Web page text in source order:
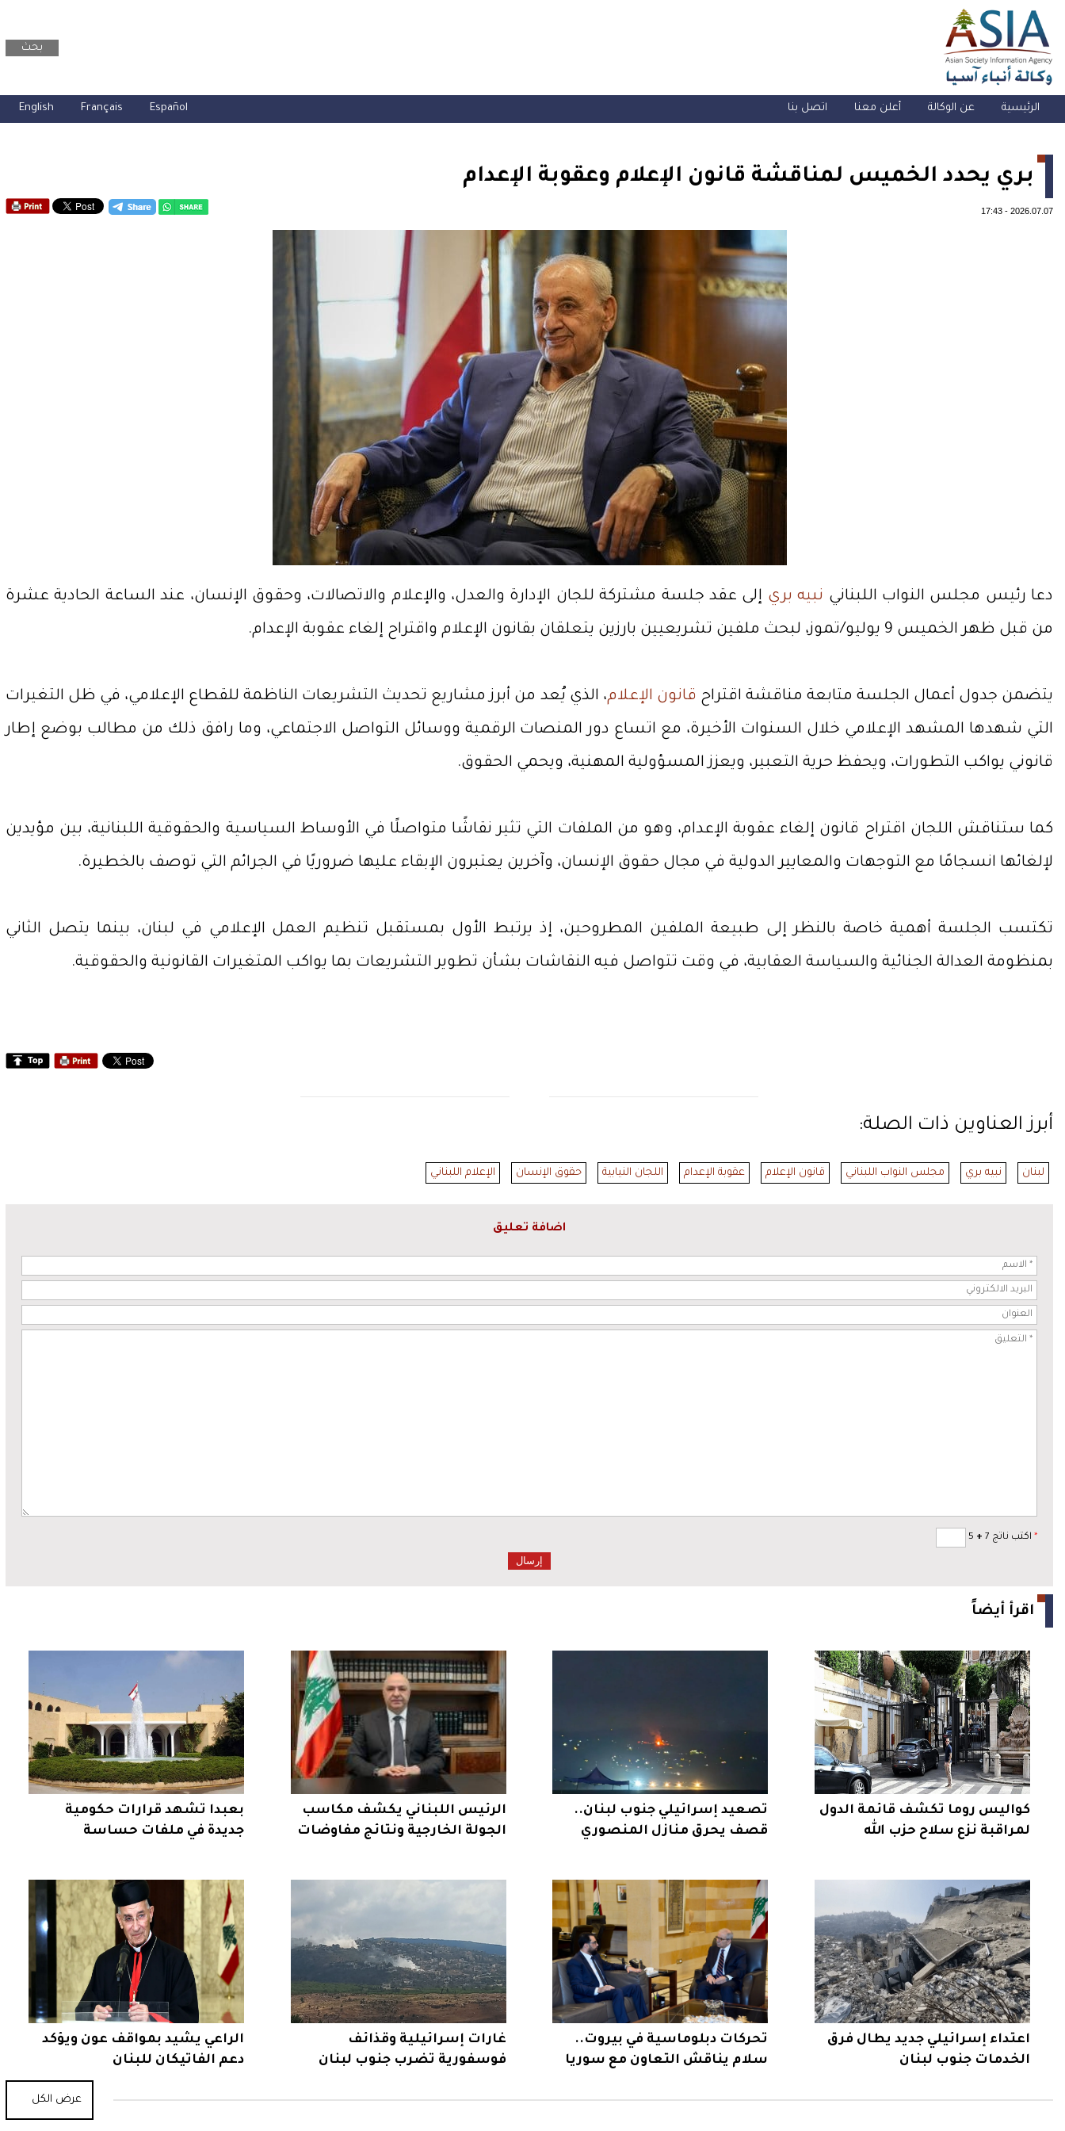
بحث
الرئيسية عن الوكالة أعلن معنا اتصل بنا English Français Español
بري يحدد الخميس لمناقشة قانون الإعلام وعقوبة الإعدام
2026.07.07
-
17:43
دعا رئيس مجلس النواب اللبناني نبيه بري إلى عقد جلسة مشتركة للجان الإدارة والعدل، والإعلام والاتصالات، وحقوق الإنسان، عند الساعة الحادية عشرة
من قبل ظهر الخميس 9 يوليو/تموز، لبحث ملفين تشريعيين بارزين يتعلقان بقانون الإعلام واقتراح إلغاء عقوبة الإعدام.
يتضمن جدول أعمال الجلسة متابعة مناقشة اقتراح قانون الإعلام، الذي يُعد من أبرز مشاريع تحديث التشريعات الناظمة للقطاع الإعلامي، في ظل التغيرات
التي شهدها المشهد الإعلامي خلال السنوات الأخيرة، مع اتساع دور المنصات الرقمية ووسائل التواصل الاجتماعي، وما رافق ذلك من مطالب بوضع إطار
قانوني يواكب التطورات، ويحفظ حرية التعبير، ويعزز المسؤولية المهنية، ويحمي الحقوق.
كما ستناقش اللجان اقتراح قانون إلغاء عقوبة الإعدام، وهو من الملفات التي تثير نقاشًا متواصلًا في الأوساط السياسية والحقوقية اللبنانية، بين مؤيدين
لإلغائها انسجامًا مع التوجهات والمعايير الدولية في مجال حقوق الإنسان، وآخرين يعتبرون الإبقاء عليها ضروريًا في الجرائم التي توصف بالخطيرة.
تكتسب الجلسة أهمية خاصة بالنظر إلى طبيعة الملفين المطروحين، إذ يرتبط الأول بمستقبل تنظيم العمل الإعلامي في لبنان، بينما يتصل الثاني
بمنظومة العدالة الجنائية والسياسة العقابية، في وقت تتواصل فيه النقاشات بشأن تطوير التشريعات بما يواكب المتغيرات القانونية والحقوقية.
أبرز العناوين ذات الصلة:
لبنان نبيه بري مجلس النواب اللبناني قانون الإعلام عقوبة الإعدام اللجان النيابية حقوق الإنسان الإعلام اللبناني
اضافة تعليق
* اكتب ناتج 7 +
اقرأ أيضاً
كواليس روما تكشف قائمة الدول
لمراقبة نزع سلاح حزب الله
تصعيد إسرائيلي جنوب لبنان..
قصف يحرق منازل المنصوري
الرئيس اللبناني يكشف مكاسب
الجولة الخارجية ونتائج مفاوضات
بعبدا تشهد قرارات حكومية
جديدة في ملفات حساسة
اعتداء إسرائيلي جديد يطال فرق
الخدمات جنوب لبنان
تحركات دبلوماسية في بيروت..
سلام يناقش التعاون مع سوريا
غارات إسرائيلية وقذائف
فوسفورية تضرب جنوب لبنان
الراعي يشيد بمواقف عون ويؤكد
دعم الفاتيكان للبنان
عرض الكل